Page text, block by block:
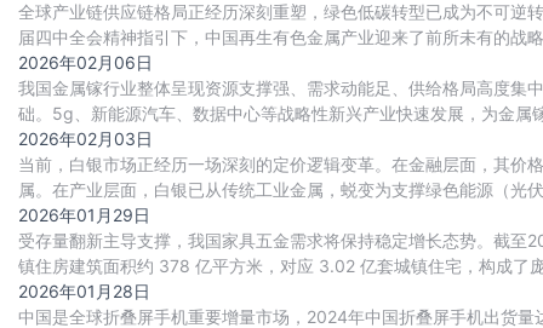
全球产业链供应链格局正经历深刻重塑，绿色低碳转型已成为不可逆
届四中全会精神指引下，中国再生有色金属产业迎来了前所未有的战
地位。根据有色金属协会和再生金属分会的
2026年02月06日
我国金属镓行业整体呈现资源支撑强、需求动能足、供给格局高度集
础。5g、新能源汽车、数据中心等战略性新兴产业快速发展，为金
逐步回暖。此外，行业技术等壁垒高企，供给高
2026年02月03日
当前，白银市场正经历一场深刻的定价逻辑变革。在金融层面，其
属。在产业层面，白银已从传统工业金属，蜕变为支撑绿色能源（
长期增长曲线。市场供需因此步入持续短缺的新格
2026年01月29日
受存量翻新主导支撑，我国家具五金需求将保持稳定增长态势。截
镇住房建筑面积约 378 亿平方米，对应 3.02 亿套城镇住宅，构成了
2026年01月28日
中国是全球折叠屏手机重要增量市场，2024年中国折叠屏手机出货